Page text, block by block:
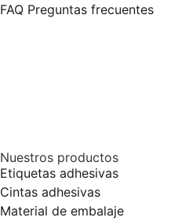
FAQ Preguntas frecuentes
Nuestros productos
Etiquetas adhesivas
Cintas adhesivas
Material de embalaje